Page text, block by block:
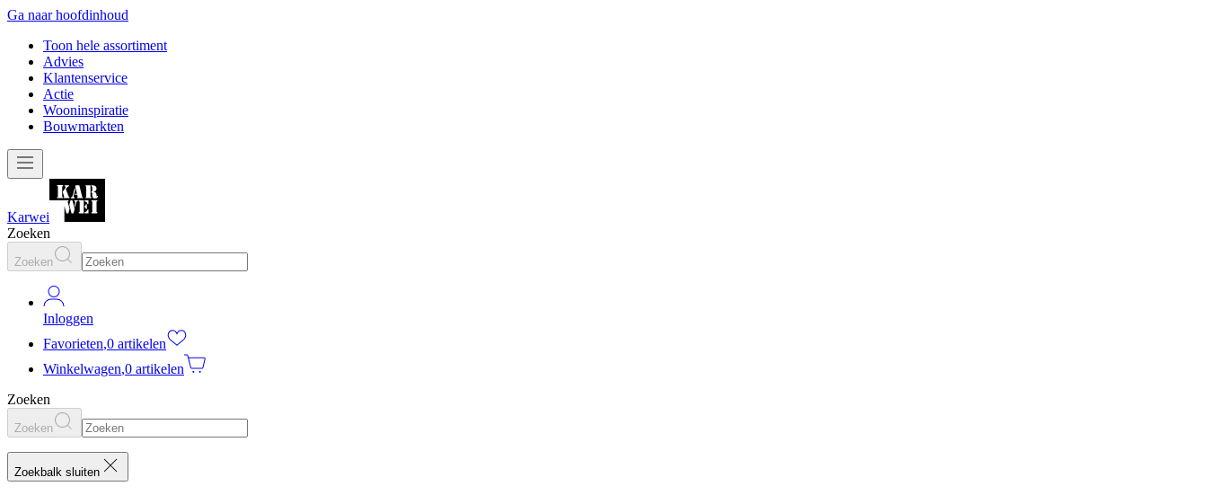
Ga naar hoofdinhoud
Toon hele assortiment
Advies
Klantenservice
Actie
Wooninspiratie
Bouwmarkten
Karwei
Zoeken
Zoeken
Inloggen
Favorieten,0 artikelen
Winkelwagen,0 artikelen
Zoeken
Zoeken
Zoekbalk sluiten